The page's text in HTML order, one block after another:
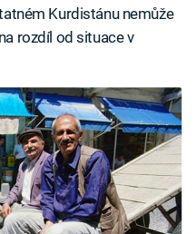
Kurdistánu nemůže
rozdíl od situace v